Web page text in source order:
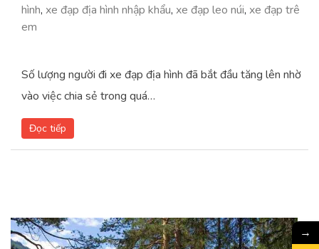
hình, xe đạp địa hình nhập khẩu, xe đạp leo núi, xe đạp trê
em
Số lượng người đi xe đạp địa hình đã bắt đầu tăng lên nhờ
vào việc chia sẻ trong quá…
Đọc tiếp
→